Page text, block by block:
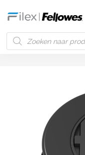
Filex | Fellowes